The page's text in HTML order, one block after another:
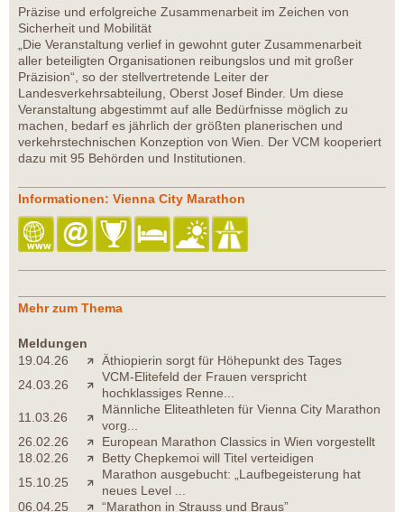
Präzise und erfolgreiche Zusammenarbeit im Zeichen von
Sicherheit und Mobilität
„Die Veranstaltung verlief in gewohnt guter Zusammenarbeit
aller beteiligten Organisationen reibungslos und mit großer
Präzision“, so der stellvertretende Leiter der
Landesverkehrsabteilung, Oberst Josef Binder. Um diese
Veranstaltung abgestimmt auf alle Bedürfnisse möglich zu
machen, bedarf es jährlich der größten planerischen und
verkehrstechnischen Konzeption von Wien. Der VCM kooperiert
dazu mit 95 Behörden und Institutionen.
Informationen: Vienna City Marathon
Mehr zum Thema
Meldungen
19.04.26
Äthiopierin sorgt für Höhepunkt des Tages
24.03.26
VCM-Elitefeld der Frauen verspricht
hochklassiges Renne...
11.03.26
Männliche Eliteathleten für Vienna City Marathon
vorg...
26.02.26
European Marathon Classics in Wien vorgestellt
18.02.26
Betty Chepkemoi will Titel verteidigen
15.10.25
Marathon ausgebucht: „Laufbegeisterung hat
neues Level ...
06.04.25
“Marathon in Strauss und Braus”